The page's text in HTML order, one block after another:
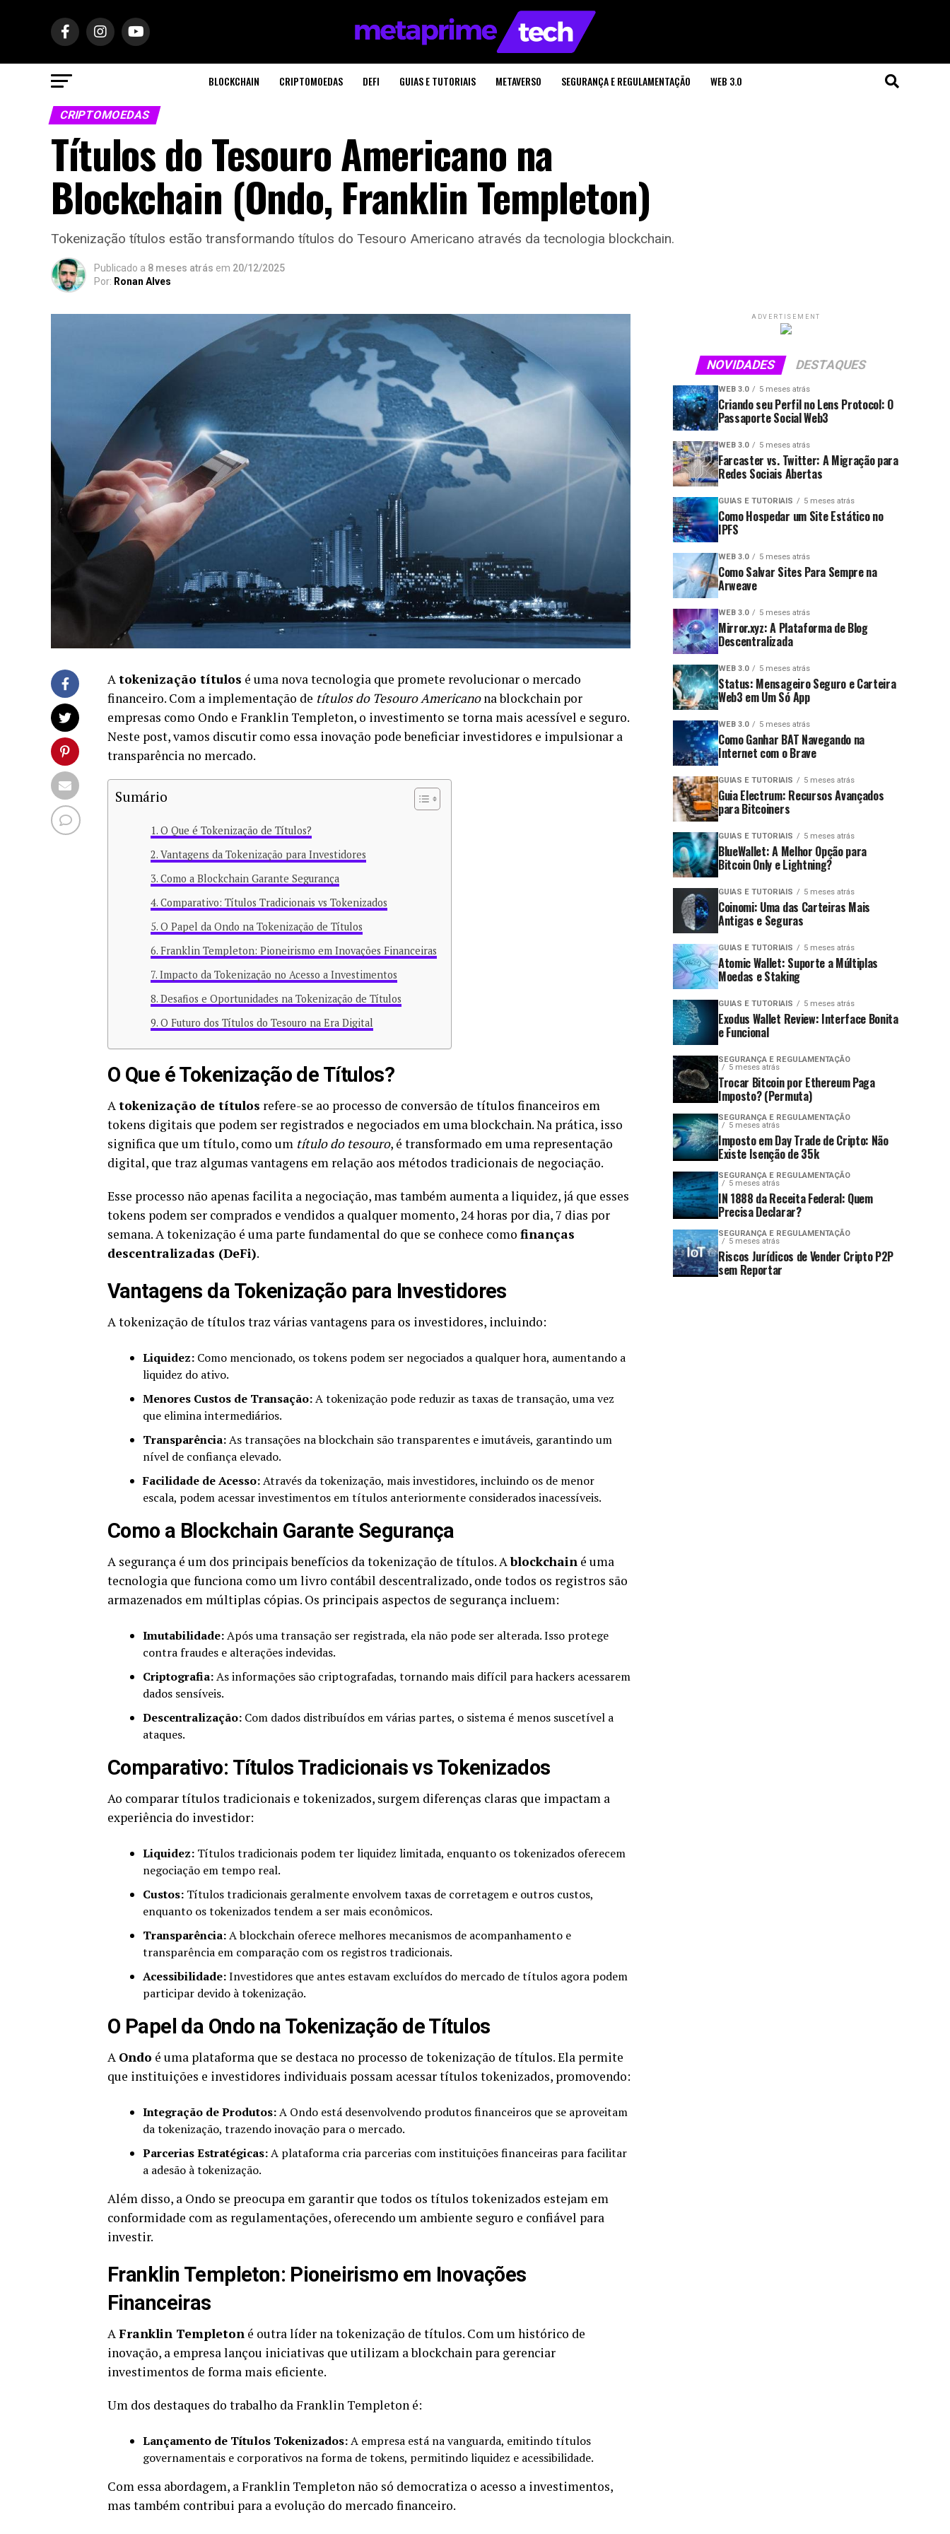
BLOCKCHAIN CRIPTOMOEDAS DEFI GUIAS E TUTORIAIS METAVERSO SEGURANÇA E REGULAMENTAÇÃO WEB 3.0
CRIPTOMOEDAS
Títulos do Tesouro Americano na
Blockchain (Ondo, Franklin Templeton)
Tokenização títulos estão transformando títulos do Tesouro Americano através da tecnologia blockchain.
Publicado a 8 meses atrás em 20/12/2025
Por: Ronan Alves
Atokenização títulos é uma nova tecnologia que promete revolucionar o mercado
financeiro. Com a implementação de títulos do Tesouro Americanona blockchain por
empresas como Ondo e Franklin Templeton, o investimento se torna mais acessível e seguro.
Neste post, vamos discutir como essa inovação pode beneficiar investidores e impulsionar a
transparência no mercado.
Sumário
O Que é Tokenização de Títulos?
Vantagens da Tokenização para Investidores
Como a Blockchain Garante Segurança
Comparativo: Títulos Tradicionais vs Tokenizados
O Papel da Ondo na Tokenização de Títulos
Franklin Templeton: Pioneirismo em Inovações Financeiras
Impacto da Tokenização no Acesso a Investimentos
Desafios e Oportunidades na Tokenização de Títulos
O Futuro dos Títulos do Tesouro na Era Digital
O Que é Tokenização de Títulos?
Atokenização de títulos refere-se ao processo de conversão de títulos financeiros em
tokens digitais que podem ser registrados e negociados em uma blockchain. Na prática, isso
significa que um título, como um título do tesouro, é transformado em uma representação
digital, que traz algumas vantagens em relação aos métodos tradicionais de negociação.
Esse processo não apenas facilita a negociação, mas também aumenta a liquidez, já que esses
tokens podem ser comprados e vendidos a qualquer momento, 24 horas por dia, 7 dias por
semana. A tokenização é uma parte fundamental do que se conhece como finanças
descentralizadas (DeFi).
Vantagens da Tokenização para Investidores
A tokenização de títulos traz várias vantagens para os investidores, incluindo:
Liquidez: Como mencionado, os tokens podem ser negociados a qualquer hora, aumentando a
liquidez do ativo.
Menores Custos de Transação:A tokenização pode reduzir as taxas de transação, uma vez
que elimina intermediários.
Transparência:As transações na blockchain são transparentes e imutáveis, garantindo um
nível de confiança elevado.
Facilidade de Acesso:Através da tokenização, mais investidores, incluindo os de menor
escala, podem acessar investimentos em títulos anteriormente considerados inacessíveis.
Como a Blockchain Garante Segurança
A segurança é um dos principais benefícios da tokenização de títulos. Ablockchain é uma
tecnologia que funciona como um livro contábil descentralizado, onde todos os registros são
armazenados em múltiplas cópias. Os principais aspectos de segurança incluem:
Imutabilidade:Após uma transação ser registrada, ela não pode ser alterada. Isso protege
contra fraudes e alterações indevidas.
Criptografia:As informações são criptografadas, tornando mais difícil para hackers acessarem
dados sensíveis.
Descentralização: Com dados distribuídos em várias partes, o sistema é menos suscetível a
ataques.
Comparativo: Títulos Tradicionais vs Tokenizados
Ao comparar títulos tradicionais e tokenizados, surgem diferenças claras que impactam a
experiência do investidor:
Liquidez: Títulos tradicionais podem ter liquidez limitada, enquanto os tokenizados oferecem
negociação em tempo real.
Custos: Títulos tradicionais geralmente envolvem taxas de corretagem e outros custos,
enquanto os tokenizados tendem a ser mais econômicos.
Transparência:A blockchain oferece melhores mecanismos de acompanhamento e
transparência em comparação com os registros tradicionais.
Acessibilidade:Investidores que antes estavam excluídos do mercado de títulos agora podem
participar devido à tokenização.
O Papel da Ondo na Tokenização de Títulos
A Ondo é uma plataforma que se destaca no processo de tokenização de títulos. Ela permite
que instituições e investidores individuais possam acessar títulos tokenizados, promovendo:
Integração de Produtos:A Ondo está desenvolvendo produtos financeiros que se aproveitam
da tokenização, trazendo inovação para o mercado.
Parcerias Estratégicas:A plataforma cria parcerias com instituições financeiras para facilitar
a adesão à tokenização.
Além disso, a Ondo se preocupa em garantir que todos os títulos tokenizados estejam em
conformidade com as regulamentações, oferecendo um ambiente seguro e confiável para
investir.
Franklin Templeton: Pioneirismo em Inovações
Financeiras
AFranklin Templeton é outra líder na tokenização de títulos. Com um histórico de
inovação, a empresa lançou iniciativas que utilizam a blockchain para gerenciar
investimentos de forma mais eficiente.
Um dos destaques do trabalho da Franklin Templeton é:
Lançamento de Títulos Tokenizados:A empresa está na vanguarda, emitindo títulos
governamentais e corporativos na forma de tokens, permitindo liquidez e acessibilidade.
Com essa abordagem, a Franklin Templeton não só democratiza o acesso a investimentos,
mas também contribui para a evolução do mercado financeiro.
ADVERTISEMENT
NOVIDADES DESTAQUES
WEB 3.0 5 meses atrás
Criando seu Perfil no Lens Protocol: O
Passaporte Social Web3
WEB 3.0 5 meses atrás
Farcaster vs. Twitter: A Migração para
Redes Sociais Abertas
GUIAS E TUTORIAIS 5 meses atrás
Como Hospedar um Site Estático no
IPFS
WEB 3.0 5 meses atrás
Como Salvar Sites Para Sempre na
Arweave
WEB 3.0 5 meses atrás
Mirror.xyz: A Plataforma de Blog
Descentralizada
WEB 3.0 5 meses atrás
Status: Mensageiro Seguro e Carteira
Web3 em Um Só App
WEB 3.0 5 meses atrás
Como Ganhar BAT Navegando na
Internet com o Brave
GUIAS E TUTORIAIS 5 meses atrás
Guia Electrum: Recursos Avançados
para Bitcoiners
GUIAS E TUTORIAIS 5 meses atrás
BlueWallet: A Melhor Opção para
Bitcoin Only e Lightning?
GUIAS E TUTORIAIS 5 meses atrás
Coinomi: Uma das Carteiras Mais
Antigas e Seguras
GUIAS E TUTORIAIS 5 meses atrás
Atomic Wallet: Suporte a Múltiplas
Moedas e Staking
GUIAS E TUTORIAIS 5 meses atrás
Exodus Wallet Review: Interface Bonita
e Funcional
SEGURANÇA E REGULAMENTAÇÃO
5 meses atrás
Trocar Bitcoin por Ethereum Paga
Imposto? (Permuta)
SEGURANÇA E REGULAMENTAÇÃO
5 meses atrás
Imposto em Day Trade de Cripto: Não
Existe Isenção de 35k
SEGURANÇA E REGULAMENTAÇÃO
5 meses atrás
IN 1888 da Receita Federal: Quem
Precisa Declarar?
SEGURANÇA E REGULAMENTAÇÃO
5 meses atrás
Riscos Jurídicos de Vender Cripto P2P
sem Reportar